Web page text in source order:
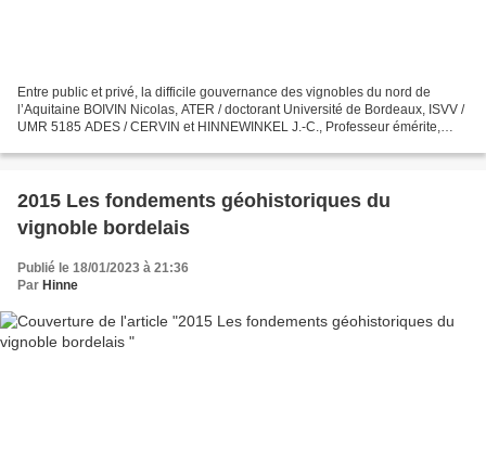
Entre public et privé, la difficile gouvernance des vignobles du nord de
l’Aquitaine BOIVIN Nicolas, ATER / doctorant Université de Bordeaux, ISVV /
UMR 5185 ADES / CERVIN et HINNEWINKEL J.-C., Professeur émérite,
2015 Les fondements géohistoriques du
vignoble bordelais
Publié le 18/01/2023 à 21:36
Par Hinne